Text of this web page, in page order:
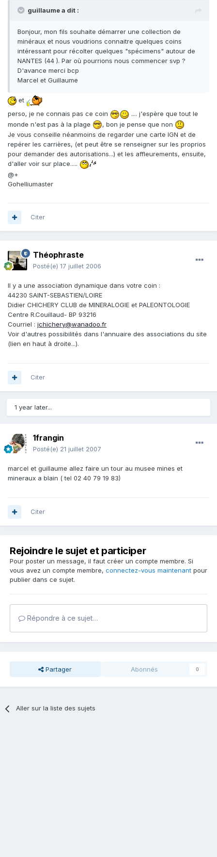
guillaume a dit :
Bonjour, mon fils souhaite démarrer une collection de
minéraux et nous voudrions connaitre quelques coins
intéressant pour récolter quelques "spécimens" autour de
NANTES (44 ). Par où pourrions nous commencer svp ?
D'avance merci bcp
Marcel et Guillaume
et
perso, je ne connais pas ce coin
.... j'espère que tout le
monde n'est pas à la plage
, bon je pense que non
Je vous conseille néanmoins de regarder une carte IGN et de
repérer les carrières, (et peut être se renseigner sur les proprios
pour demander des autorisations...) et les affleurements, ensuite,
d'aller voir sur place.....
@+
Gohelliumaster
Citer
Théophraste
Posté(e) 17 juillet 2006
Il y a une association dynamique dans votre coin :
44230 SAINT-SEBASTIEN/LOIRE
Didier CHICHERY CLUB de MINERALOGIE et PALEONTOLOGIE
Centre R.Couillaud- BP 93216
Courriel : jchichery@wanadoo.fr
Voir d'autres possibilités dans l'annuaire des associations du site
(lien en haut à droite...).
Citer
1 year later...
1frangin
Posté(e) 21 juillet 2007
marcel et guillaume allez faire un tour au musee mines et
mineraux a blain ( tel 02 40 79 19 83)
Citer
Rejoindre le sujet et participer
Pour poster un message, il faut créer un compte membre. Si
vous avez un compte membre, connectez-vous maintenant pour
publier dans ce sujet.
Répondre à ce sujet…
Partager Abonnés 0
Aller sur la liste des sujets